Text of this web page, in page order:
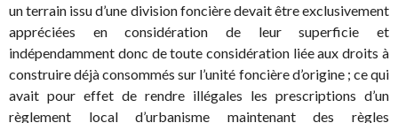
un terrain issu d’une division foncière devait être exclusivement
appréciées en considération de leur superficie et
indépendamment donc de toute considération liée aux droits à
construire déjà consommés sur l’unité foncière d’origine ; ce qui
avait pour effet de rendre illégales les prescriptions d’un
règlement local d’urbanisme maintenant des règles